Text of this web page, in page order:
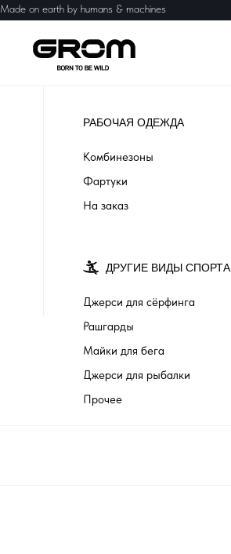
Made on earth by humans & machines
РАБОЧАЯ ОДЕЖДА
Комбинезоны
Фартуки
На заказ
ДРУГИЕ ВИДЫ СПОРТА
Джерси для сёрфинга
Рашгарды
Майки для бега
Джерси для рыбалки
Прочее